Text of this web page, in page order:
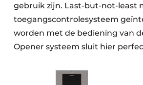
gebruik zijn. Last-but-not-least
toegangscontrolesysteem
worden met de bediening van
Opener systeem sluit hier